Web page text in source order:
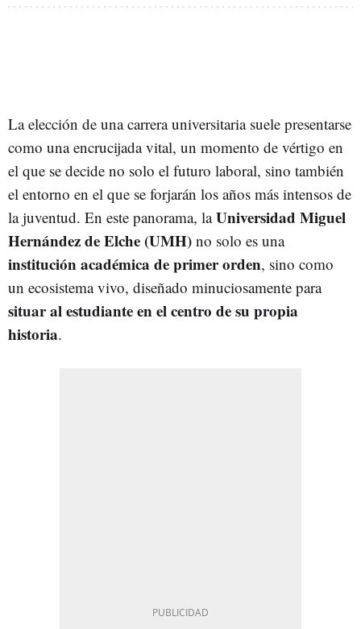
La elección de una carrera universitaria suele presentarse
como una encrucijada vital, un momento de vértigo en
el que se decide no solo el futuro laboral, sino también
el entorno en el que se forjarán los años más intensos de
la juventud. En este panorama, laUniversidad Miguel
Hernández de Elche (UMH) no solo es una
institución académica de primer orden, sino como
un ecosistema vivo, diseñado minuciosamente para
situar al estudiante en el centro de su propia
historia.